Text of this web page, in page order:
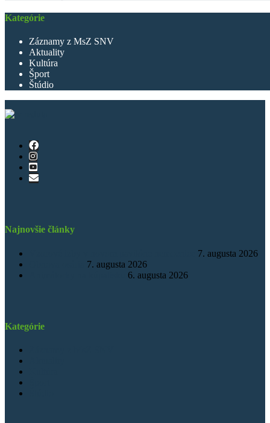
Kategórie
Záznamy z MsZ SNV
Aktuality
Kultúra
Šport
Štúdio
Najnovšie články
7. augusta 2026
7. augusta 2026
6. augusta 2026
Kategórie